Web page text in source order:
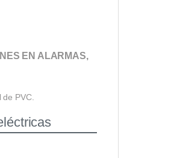
EN ALARMAS,
PVC.